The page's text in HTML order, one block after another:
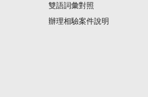
雙語詞彙對照
辦理相驗案件說明